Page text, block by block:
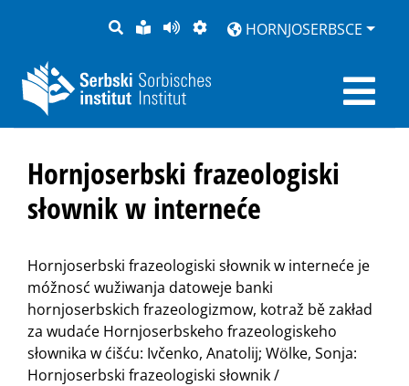
PYTANJE
LOCHKA
RĚČ
STRONU
PŘEDČITAĆ
ZWOBRAZNJENJE
HORNJOSERBSCE
Hornjoserbski frazeologiski
słownik w interneće
Hornjoserbski frazeologiski słownik w interneće je
móžnosć wužiwanja datoweje banki
hornjoserbskich frazeologizmow, kotraž bě zakład
za wudaće Hornjoserbskeho frazeologiskeho
słownika w ćišću: Ivčenko, Anatolij; Wölke, Sonja:
Hornjoserbski frazeologiski słownik /